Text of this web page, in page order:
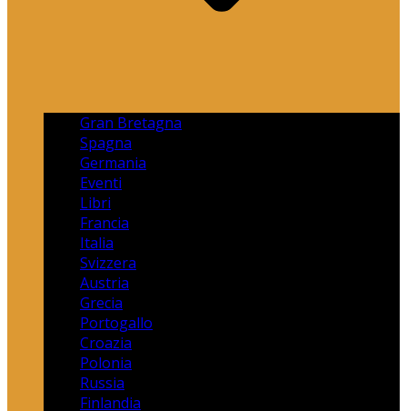
Gran Bretagna
Spagna
Germania
Eventi
Libri
Francia
Italia
Svizzera
Austria
Grecia
Portogallo
Croazia
Polonia
Russia
Finlandia